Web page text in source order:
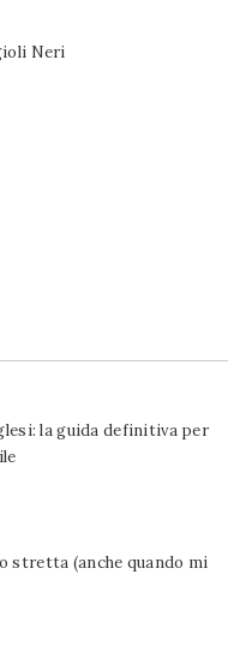
Neri
la guida definitiva per
stretta (anche quando mi